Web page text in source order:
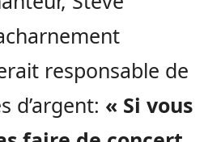
responsable de
d’argent: « Si vous